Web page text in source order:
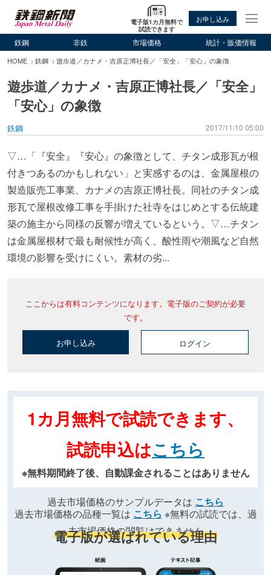
電子版1カ月無料で
試読できます
お申し込み
鉄鋼 非鉄 市場価格 統計・販価情報
HOME 鉄鋼 遊歩道／カナメ・吉原正博社長／「安全」「安心」の象徴
遊歩道／カナメ・吉原正博社長／「安全」
「安心」の象徴
鉄鋼 2017/11/10 05:00
▽…「『安全』『安心』の象徴として、チタン成形瓦が根
付きつあるのかもしれない」と実感するのは、金属屋根の
製造販売工事業、カナメの吉原正博社長。同社のチタン成
形瓦で屋根改修工事を手掛けた社寺をはじめとする伝統建
築の施主から同様の反響が増えているという。▽…チタン
は金属屋根材で最も耐候性が高く、酸性雨や潮風など自然
環境の影響を受けにくい。素材の劣...
ここからは有料コンテンツになります。電子版のご契約が必要
です。
お申し込み ログイン
1カ月無料で試読できます、
試読申込はこちら
※無料期間終了後、自動課金されることはありません
過去市場価格のサンプルデータは こちら
過去市場価格の品種一覧は こちら ※無料の試読では、過
去市場価格の閲覧はできません
電子版が選ばれている理由